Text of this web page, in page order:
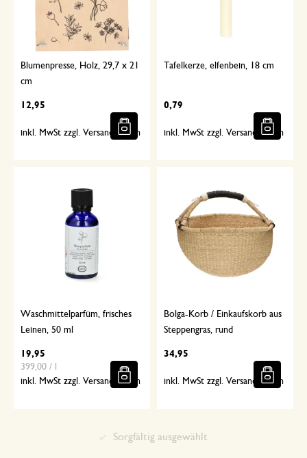
Blumenpresse, Holz, 29,7 x 21
cm
12,95
inkl. MwSt zzgl. Versandkosten
Tafelkerze, elfenbein, 18 cm
0,79
inkl. MwSt zzgl. Versandkosten
Waschmittelparfüm, frisches
Leinen, 50 ml
19,95
399,00 / l
inkl. MwSt zzgl. Versandkosten
Bolga-Korb / Einkaufskorb aus
Steppengras, rund
34,95
inkl. MwSt zzgl. Versandkosten
Sorgfältig ausgewählt